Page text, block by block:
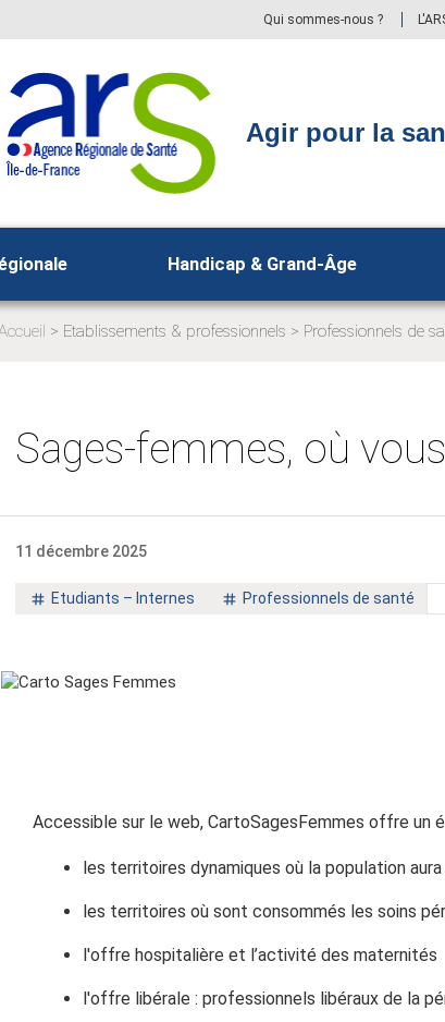
Qui sommes-nous ?
Agir pour la
Handicap & Grand-Âge
Etablissements & professionnels
Professionnels de
Sages-femmes, où
11 décembre 2025
Mot
Etudiants – Internes
Mot
Professionnels de santé
Accessible sur le web, CartoSagesFemmes offre un
les territoires dynamiques où la population
les territoires où sont consommés les soins
l'offre hospitalière et l’activité des maternités
l'offre libérale : professionnels libéraux de la